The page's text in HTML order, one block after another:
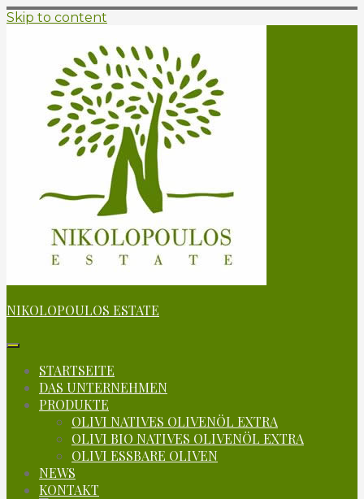
Skip to content
NIKOLOPOULOS ESTATE
STARTSEITE
DAS UNTERNEHMEN
PRODUKTE
OLIVI NATIVES OLIVENÖL EXTRA
OLIVI BIO NATIVES OLIVENÖL EXTRA
OLIVI ESSBARE OLIVEN
NEWS
KONTAKT